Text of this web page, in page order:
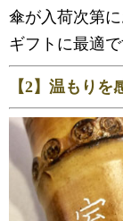
傘が入荷次第
ギフトに最適で
【2】温もり